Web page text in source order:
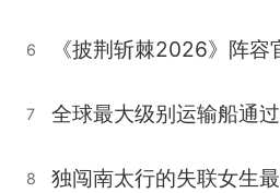
6 《披荆斩棘2026》阵容
7
8